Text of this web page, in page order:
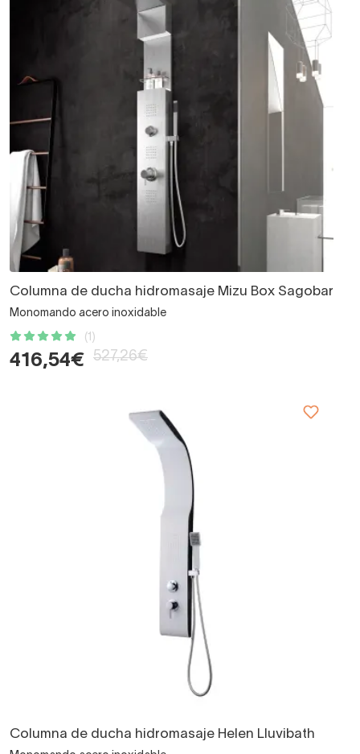
Columna de ducha hidromasaje Mizu Box Sagobar
Monomando acero inoxidable
(1)
416,54€ 527,26€
Columna de ducha hidromasaje Helen Lluvibath